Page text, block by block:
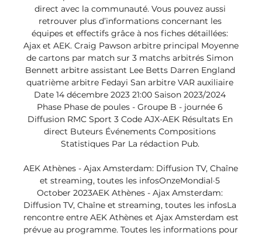
direct avec la communauté. Vous pouvez aussi
retrouver plus d’informations concernant les
équipes et effectifs grâce à nos fiches détaillées:
Ajax et AEK. Craig Pawson arbitre principal Moyenne
de cartons par match sur 3 matchs arbitrés Simon
Bennett arbitre assistant Lee Betts Darren England
quatrième arbitre Fedayi San arbitre VAR auxiliaire
Date 14 décembre 2023 21:00 Saison 2023/2024
Phase Phase de poules - Groupe B - journée 6
Diffusion RMC Sport 3 Code AJX-AEK Résultats En
direct Buteurs Événements Compositions
Statistiques Par La rédaction Pub.
AEK Athènes - Ajax Amsterdam: Diffusion TV, Chaîne
et streaming, toutes les infosOnzeMondial·5
October 2023AEK Athènes - Ajax Amsterdam:
Diffusion TV, Chaîne et streaming, toutes les infosLa
rencontre entre AEK Athènes et Ajax Amsterdam est
prévue au programme. Toutes les informations pour